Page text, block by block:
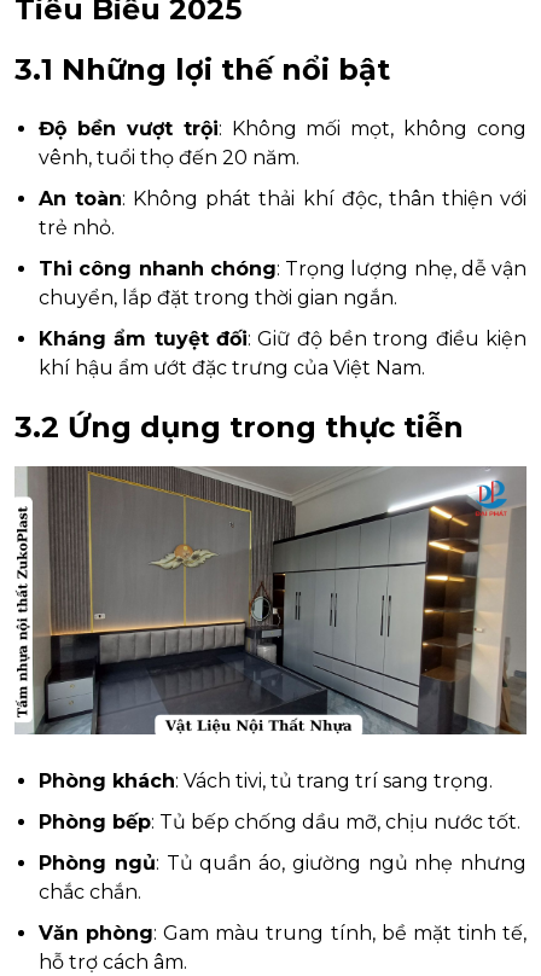
Tiêu Biểu 2025
3.1 Những lợi thế nổi bật
Độ bền vượt trội: Không mối mọt, không cong
vênh, tuổi thọ đến 20 năm.
An toàn: Không phát thải khí độc, thân thiện với
trẻ nhỏ.
Thi công nhanh chóng: Trọng lượng nhẹ, dễ vận
chuyển, lắp đặt trong thời gian ngắn.
Kháng ẩm tuyệt đối: Giữ độ bền trong điều kiện
khí hậu ẩm ướt đặc trưng của Việt Nam.
3.2 Ứng dụng trong thực tiễn
Phòng khách: Vách tivi, tủ trang trí sang trọng.
Phòng bếp: Tủ bếp chống dầu mỡ, chịu nước tốt.
Phòng ngủ: Tủ quần áo, giường ngủ nhẹ nhưng
chắc chắn.
Văn phòng: Gam màu trung tính, bề mặt tinh tế,
hỗ trợ cách âm.